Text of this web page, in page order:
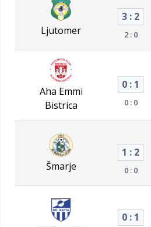
Ljutomer
3 : 2
2 : 0
Aha Emmi
Bistrica
0 : 1
0 : 0
Šmarje
1 : 2
0 : 0
0 : 1